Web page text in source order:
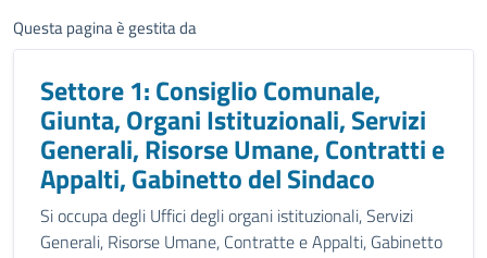
Questa pagina è gestita da
Settore 1: Consiglio Comunale,
Giunta, Organi Istituzionali, Servizi
Generali, Risorse Umane, Contratti e
Appalti, Gabinetto del Sindaco
Si occupa degli Uffici degli organi istituzionali, Servizi
Generali, Risorse Umane, Contratte e Appalti, Gabinetto